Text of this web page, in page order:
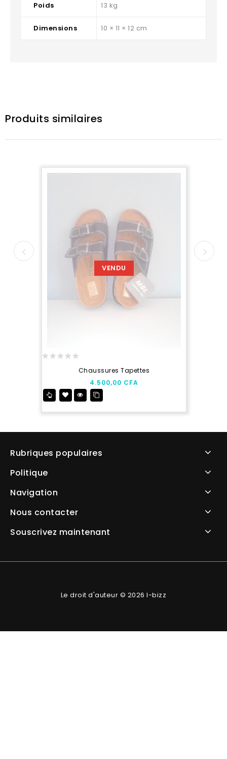
Poids 13 kg
Dimensions 10 × 11 × 12 cm
Produits similaires
VENDU
5
Chaussures Tapettes
4.500,00 CFA
Rubriques populaires
Politique
Navigation
Nous contacter
Souscrivez maintenant
Le droit d'auteur © 2026 I-bizz